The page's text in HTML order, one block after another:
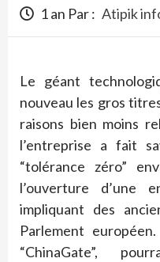
1 an Par : Atipik
Le géant
nouveau les gros
raisons bien moins
l’entreprise a fait
“tolérance zéro”
l’ouverture d’une
impliquant des
Parlement
“ChinaGate”,